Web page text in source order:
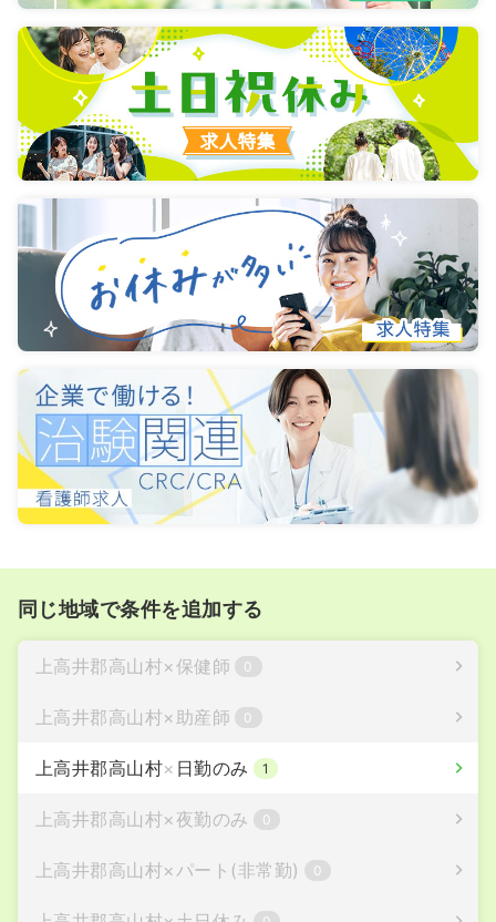
同じ地域で条件を追加する
上高井郡高山村×保健師 0
上高井郡高山村× 助産師 0
上高井郡高山村× 日勤のみ 1
上高井郡高山村× 夜勤のみ 0
上高井郡高山村× パート(非常勤) 0